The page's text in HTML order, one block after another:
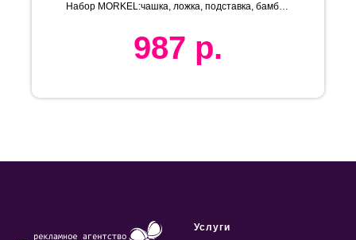
Набор MORKEL:чашка, ложка, подставка, бамбук,
987 р.
Услуги